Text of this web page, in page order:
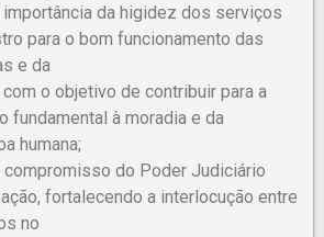
importância da higidez dos serviços
para o bom funcionamento das
e da
o objetivo de contribuir para a
fundamental à moradia e da
humana;
compromisso do Poder Judiciário
fortalecendo a interlocução entre
no